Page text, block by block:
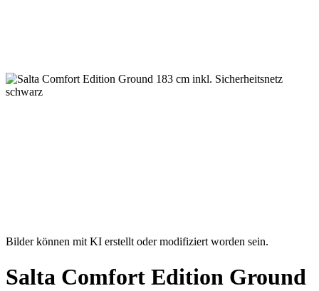
Bilder können mit KI erstellt oder modifiziert worden sein.
Salta Comfort Edition Ground